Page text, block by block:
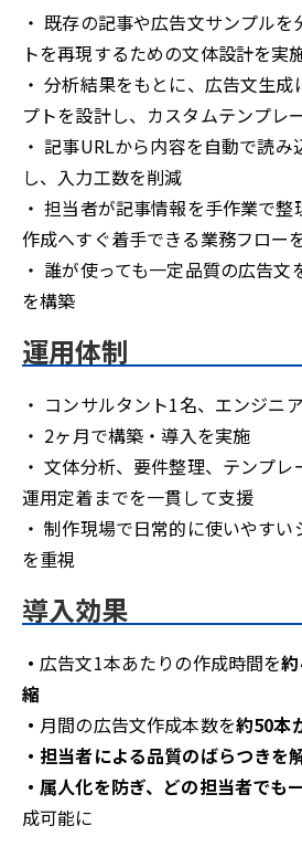
・ 既存の記事や広告文サンプル
トを再現するための文体設計を実
・ 分析結果をもとに、広告文生
プトを設計し、カスタムテンプレ
・ 記事URLから内容を自動で読み
し、入力工数を削減
・ 担当者が記事情報を手作業で
作成へすぐ着手できる業務フロー
・ 誰が使っても一定品質の広告
を構築
運用体制
・ コンサルタント1名、エンジニ
・ 2ヶ月で構築・導入を実施
・ 文体分析、要件整理、テンプレ
運用定着までを一貫して支援
・ 制作現場で日常的に使いやす
を重視
導入効果
・広告文1本あたりの作成時間を
縮
・ 月間の広告文作成本数を約50本
・担当者による品質のばらつきを
・属人化を防ぎ、どの担当者でも
成可能に